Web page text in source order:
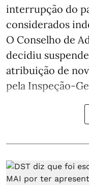
interrupção do
considerados
O Conselho de
decidiu
atribuição de
pela Inspeção-